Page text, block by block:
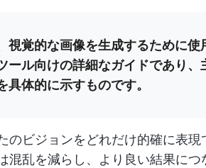
視覚的な画像を生成するために使
ール向けの詳細なガイドであり、
体的に示すものです。
のビジョンをどれだけ的確に表現
混乱を減らし、より良い結果につ